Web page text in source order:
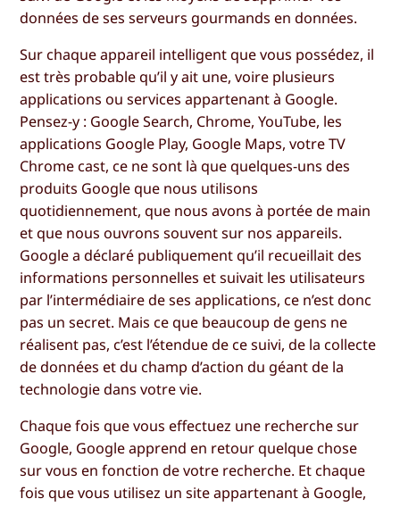
données de ses serveurs gourmands en données.
Sur chaque appareil intelligent que vous possédez, il
est très probable qu’il y ait une, voire plusieurs
applications ou services appartenant à Google.
Pensez-y : Google Search, Chrome, YouTube, les
applications Google Play, Google Maps, votre TV
Chrome cast, ce ne sont là que quelques-uns des
produits Google que nous utilisons
quotidiennement, que nous avons à portée de main
et que nous ouvrons souvent sur nos appareils.
Google a déclaré publiquement qu’il recueillait des
informations personnelles et suivait les utilisateurs
par l’intermédiaire de ses applications, ce n’est donc
pas un secret. Mais ce que beaucoup de gens ne
réalisent pas, c’est l’étendue de ce suivi, de la collecte
de données et du champ d’action du géant de la
technologie dans votre vie.
Chaque fois que vous effectuez une recherche sur
Google, Google apprend en retour quelque chose
sur vous en fonction de votre recherche. Et chaque
fois que vous utilisez un site appartenant à Google,